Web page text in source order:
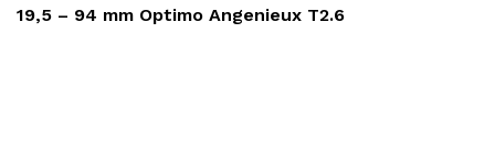
19,5 – 94 mm Optimo Angenieux T2.6